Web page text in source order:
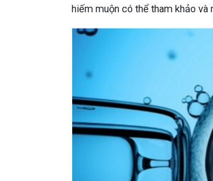
hiếm muộn có thể tham khảo và